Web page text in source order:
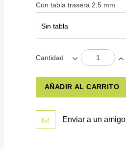
Con tabla trasera 2,5 mm
Sin tabla
Cantidad
AÑADIR AL CARRITO
Enviar a un amigo